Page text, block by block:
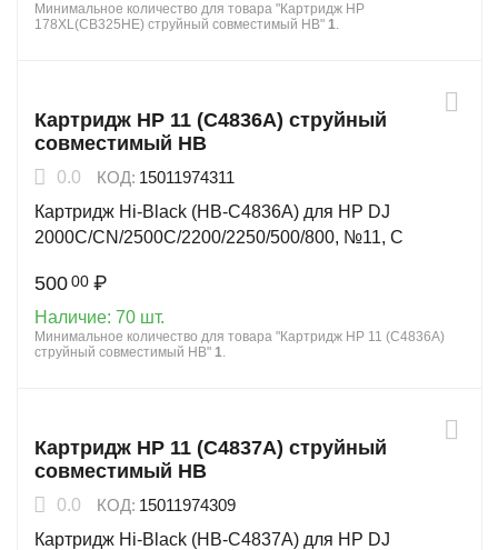
Минимальное количество для товара "Картридж HP
178XL(CB325HE) струйный совместимый HB" 1.
Картридж HP 11 (C4836A) струйный
совместимый HB
0.0 КОД: 15011974311
Картридж Hi-Black (HB-C4836A) для HP DJ
2000C/CN/2500C/2200/2250/500/800, №11, C
500 00 ₽
Наличие: 70 шт.
Минимальное количество для товара "Картридж HP 11 (C4836A)
струйный совместимый HB" 1.
Картридж HP 11 (C4837A) струйный
совместимый HB
0.0 КОД: 15011974309
Картридж Hi-Black (HB-C4837A) для HP DJ